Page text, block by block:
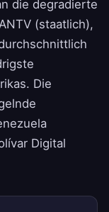
die degradierte
(staatlich),
Die
Digital